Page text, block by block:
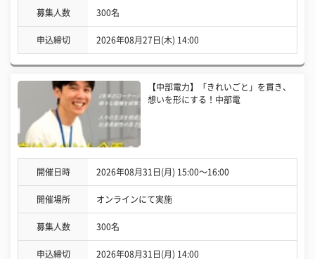
募集人数 300名
申込締切 2026年08月27日(木) 14:00
【中部電力】「きれいごと」を貫き、
想いを形にする！中部電
開催日時 2026年08月31日(月) 15:00〜16:00
開催場所 オンラインにて実施
募集人数 300名
申込締切 2026年08月31日(月) 14:00